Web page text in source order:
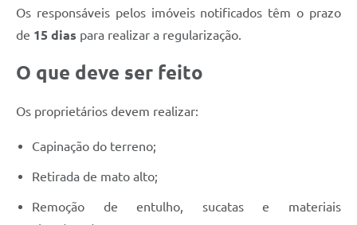
Os responsáveis pelos imóveis notificados têm o prazo
de 15 dias para realizar a regularização.
O que deve ser feito
Os proprietários devem realizar:
Capinação do terreno;
Retirada de mato alto;
Remoção de entulho, sucatas e materiais